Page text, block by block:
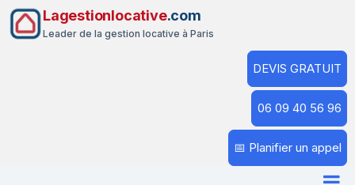
Lagestionlocative.com
Leader de la gestion locative à Paris
DEVIS GRATUIT
06 09 40 56 96
📅 Planifier un appel